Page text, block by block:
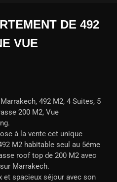
DE 492
VUE
492 M2, 4 Suites, 5
200 M2, Vue
à la vente cet unique
M2 habitable seul au 5éme
roof top de 200 M2 avec
Marrakech.
et spacieux séjour avec son